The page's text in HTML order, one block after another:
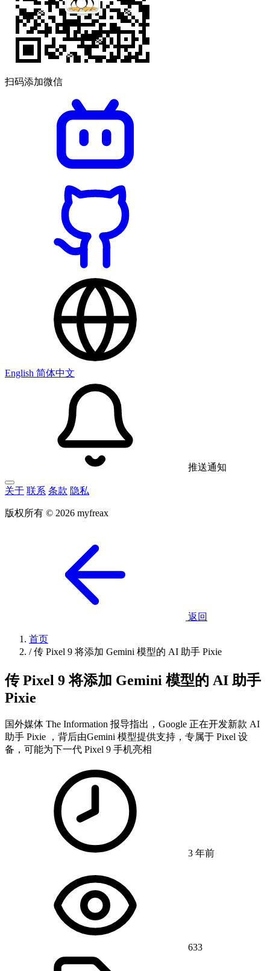
扫码添加微信
English 简体中文
推送通知
关于 联系 条款 隐私
版权所有 © 2026 myfreax
返回
首页
/ 传 Pixel 9 将添加 Gemini 模型的 AI 助手 Pixie
传 Pixel 9 将添加 Gemini 模型的 AI 助手
Pixie
国外媒体 The Information 报导指出，Google 正在开发新款 AI
助手 Pixie ，背后由Gemini 模型提供支持，专属于 Pixel 设
备，可能为下一代 Pixel 9 手机亮相
3 年前
633